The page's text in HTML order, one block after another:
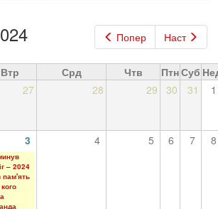
Попер Наст
Втр Срд Чтв ПтнСуб
27 28 29 30 31 1
3 4 5 6 7 8
– 2024
пам'ять